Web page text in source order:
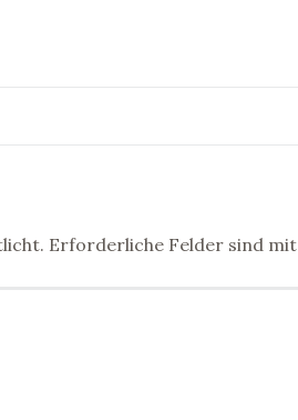
Erforderliche Felder sind mit